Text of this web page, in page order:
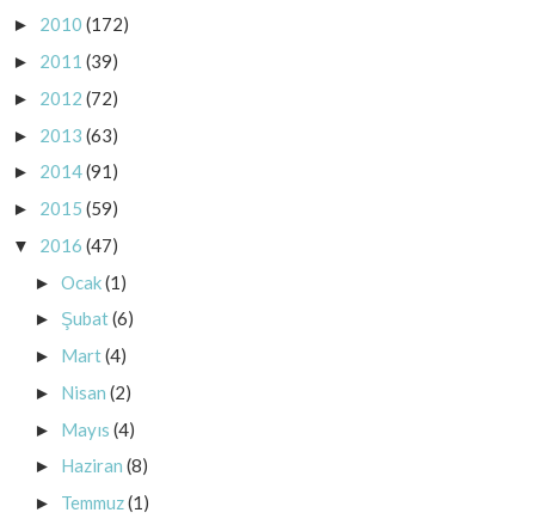
► 2010 (172)
► 2011 (39)
► 2012 (72)
► 2013 (63)
► 2014(91)
► 2015 (59)
▼ 2016 (47)
► Ocak(1)
► Şubat(6)
► Mart(4)
► Nisan (2)
► Mayıs (4)
► Haziran (8)
► Temmuz(1)